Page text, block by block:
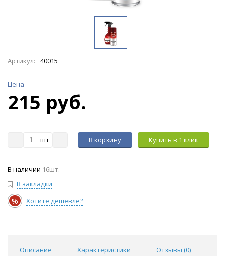
Артикул: 40015
Цена
215 руб.
шт В корзину Купить в 1 клик
В наличии 16шт.
В закладки
% Хотите дешевле?
Описание Характеристики Отзывы (0)